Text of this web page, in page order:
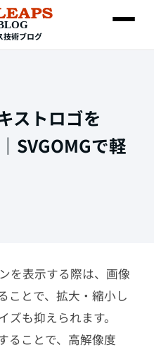
技術ブログ
ストロゴを
SVGOMGで軽
を表示する際は、画像
ことで、拡大・縮小し
ズも抑えられます。
ることで、高解像度